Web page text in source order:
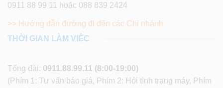
0911 88 99 11 hoặc 088 839 2424
>> Hướng dẫn đường đi đến các Chi nhánh
THỜI GIAN LÀM VIỆC
Tổng đài: 0911.88.99.11 (8:00-19:00)
(Phím 1: Tư vấn báo giá, Phím 2: Hỏi tình trạng máy, Phím